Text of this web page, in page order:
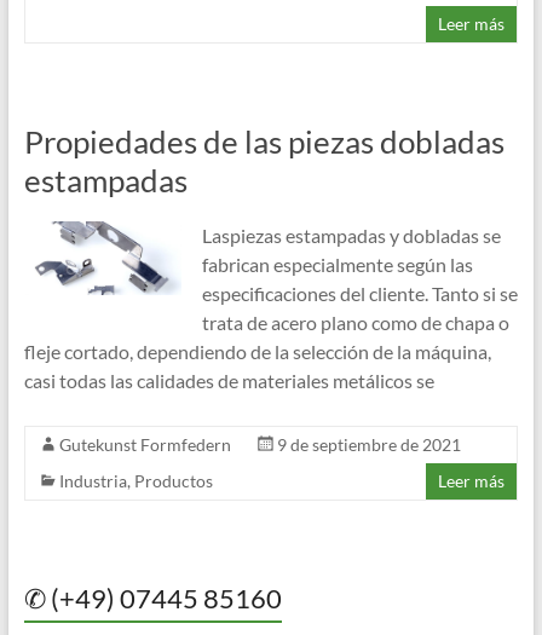
Leer más
Propiedades de las piezas dobladas
estampadas
Laspiezas estampadas y dobladas se
fabrican especialmente según las
especificaciones del cliente. Tanto si se
trata de acero plano como de chapa o
fleje cortado, dependiendo de la selección de la máquina,
casi todas las calidades de materiales metálicos se
Gutekunst Formfedern
9 de septiembre de 2021
Industria, Productos Leer más
✆ (+49) 07445 85160